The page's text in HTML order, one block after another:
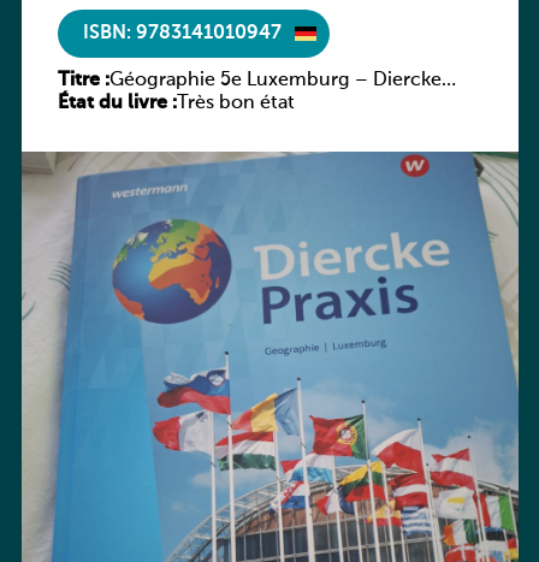
ISBN: 9783141010947
Titre :Géographie 5e Luxemburg – Diercke
Praxis
État du livre :Très bon état